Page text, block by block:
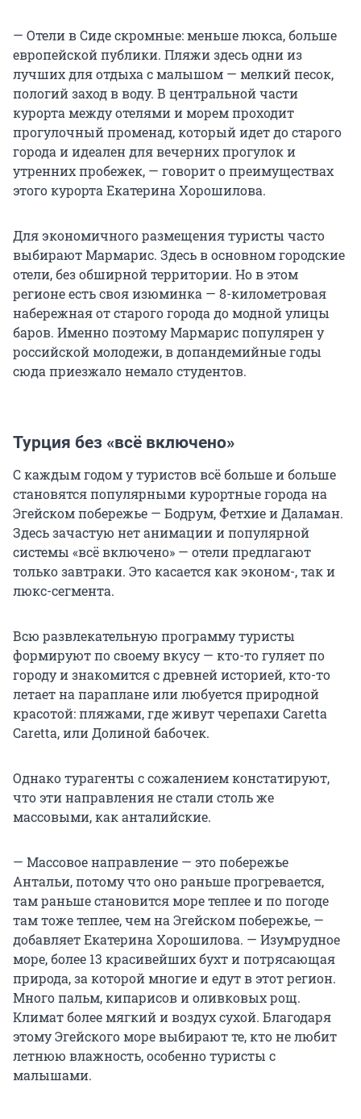
— Отели в Сиде скромные: меньше люкса, больше
европейской публики. Пляжи здесь одни из
лучших для отдыха с малышом — мелкий песок,
пологий заход в воду. В центральной части
курорта между отелями и морем проходит
прогулочный променад, который идет до старого
города и идеален для вечерних прогулок и
утренних пробежек, — говорит о преимуществах
этого курорта Екатерина Хорошилова.
Для экономичного размещения туристы часто
выбирают Мармарис. Здесь в основном городские
отели, без обширной территории. Но в этом
регионе есть своя изюминка — 8-километровая
набережная от старого города до модной улицы
баров. Именно поэтому Мармарис популярен у
российской молодежи, в допандемийные годы
сюда приезжало немало студентов.
Турция без «всё включено»
С каждым годом у туристов всё больше и больше
становятся популярными курортные города на
Эгейском побережье — Бодрум, Фетхие и Даламан.
Здесь зачастую нет анимации и популярной
системы «всё включено» — отели предлагают
только завтраки. Это касается как эконом-, так и
люкс-сегмента.
Всю развлекательную программу туристы
формируют по своему вкусу — кто-то гуляет по
городу и знакомится с древней историей, кто-то
летает на параплане или любуется природной
красотой: пляжами, где живут черепахи Caretta
Caretta, или Долиной бабочек.
Однако турагенты с сожалением констатируют,
что эти направления не стали столь же
массовыми, как анталийские.
— Массовое направление — это побережье
Антальи, потому что оно раньше прогревается,
там раньше становится море теплее и по погоде
там тоже теплее, чем на Эгейском побережье, —
добавляет Екатерина Хорошилова. — Изумрудное
море, более 13 красивейших бухт и потрясающая
природа, за которой многие и едут в этот регион.
Много пальм, кипарисов и оливковых рощ.
Климат более мягкий и воздух сухой. Благодаря
этому Эгейского море выбирают те, кто не любит
летнюю влажность, особенно туристы с
малышами.